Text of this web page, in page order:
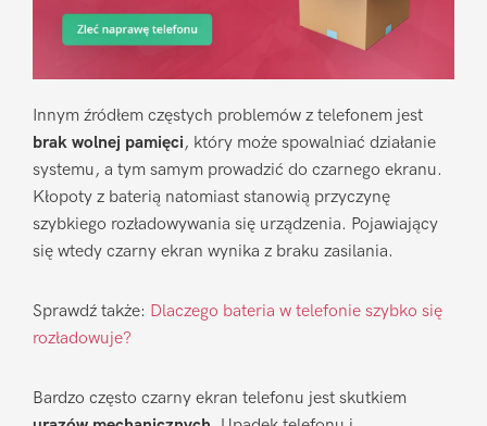
Innym źródłem częstych problemów z telefonem jest
brak wolnej pamięci, który może spowalniać działanie
systemu, a tym samym prowadzić do czarnego ekranu.
Kłopoty z baterią natomiast stanowią przyczynę
szybkiego rozładowywania się urządzenia. Pojawiający
się wtedy czarny ekran wynika z braku zasilania.
Sprawdź także: Dlaczego bateria w telefonie szybko się
rozładowuje?
Bardzo często czarny ekran telefonu jest skutkiem